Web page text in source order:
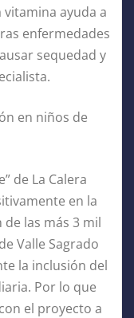
vitamina ayuda a
enfermedades
sequedad y
en niños de
de La Calera
en la
las más 3 mil
Valle Sagrado
la inclusión del
Por lo que
el proyecto a